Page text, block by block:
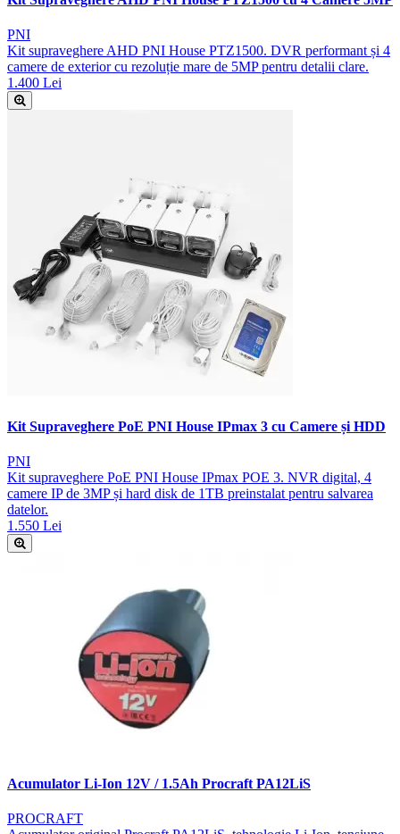
PNI
Kit supraveghere AHD PNI House PTZ1500. DVR performant și 4
camere de exterior cu rezoluție mare de 5MP pentru detalii clare.
1.400 Lei
Kit Supraveghere PoE PNI House IPmax 3 cu Camere și HDD
PNI
Kit supraveghere PoE PNI House IPmax POE 3. NVR digital, 4
camere IP de 3MP și hard disk de 1TB preinstalat pentru salvarea
datelor.
1.550 Lei
Acumulator Li-Ion 12V / 1.5Ah Procraft PA12LiS
PROCRAFT